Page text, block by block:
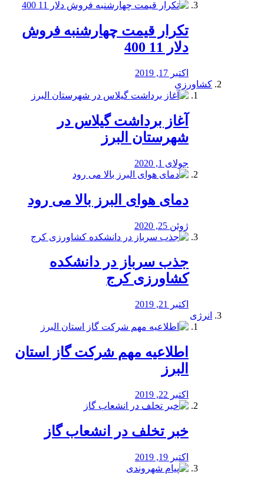
تکرار قیمت چهارشنبه فروش
دلار 11 400
اکتبر 17, 2019
کشاورزی
آغاز برداشت گیلاس در
شهرستان البرز
جولای 1, 2020
دمای هوای البرز بالا می رود
ژوئن 25, 2020
جذب سرباز در دانشکده
کشاورزی کرج
اکتبر 21, 2019
انرژی
️اطلاعیه مهم شرکت گاز استان
البرز
اکتبر 22, 2019
خبر تخلف در انشعاب گاز
اکتبر 19, 2019